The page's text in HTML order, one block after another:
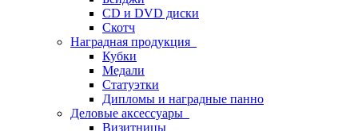
CD и DVD диски
Скотч
Наградная продукция
Кубки
Медали
Статуэтки
Дипломы и наградные панно
Деловые аксессуары
Визитницы